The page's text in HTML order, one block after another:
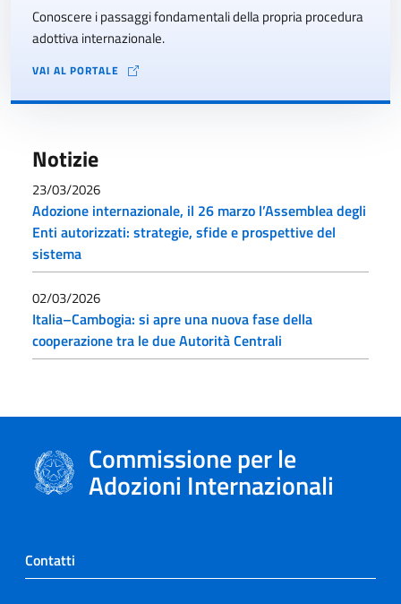
Conoscere i passaggi fondamentali della propria procedura
adottiva internazionale.
VAI AL PORTALE
Notizie
23/03/2026
Adozione internazionale, il 26 marzo l’Assemblea degli
Enti autorizzati: strategie, sfide e prospettive del
sistema
02/03/2026
Italia–Cambogia: si apre una nuova fase della
cooperazione tra le due Autorità Centrali
Commissione per le
Adozioni Internazionali
Contatti